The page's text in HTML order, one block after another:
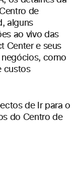
de
alguns
ao vivo das
Center e seus
como
custos
de Ir para o
do Centro de